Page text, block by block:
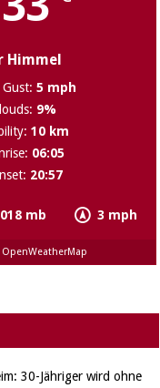
Himmel
mb 3 mph
5 mph
9%
10 km
06:05
20:57
30-Jähriger wird ohne